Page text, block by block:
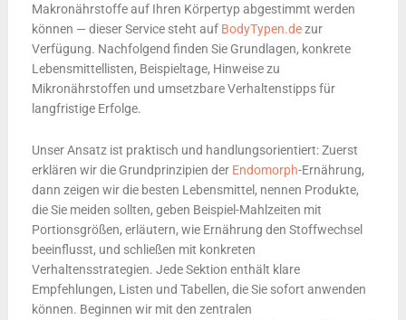
Makronährstoffe auf Ihren Körpertyp abgestimmt werden
können — dieser Service steht auf BodyTypen.dezur
Verfügung. Nachfolgend finden Sie Grundlagen, konkrete
Lebensmittellisten, Beispieltage, Hinweise zu
Mikronährstoffen und umsetzbare Verhaltenstipps für
langfristige Erfolge.
Unser Ansatz ist praktisch und handlungsorientiert: Zuerst
erklären wir die Grundprinzipien der Endomorph-Ernährung,
dann zeigen wir die besten Lebensmittel, nennen Produkte,
die Sie meiden sollten, geben Beispiel-Mahlzeiten mit
Portionsgrößen, erläutern, wie Ernährung den Stoffwechsel
beeinflusst, und schließen mit konkreten
Verhaltensstrategien. Jede Sektion enthält klare
Empfehlungen, Listen und Tabellen, die Sie sofort anwenden
können. Beginnen wir mit den zentralen